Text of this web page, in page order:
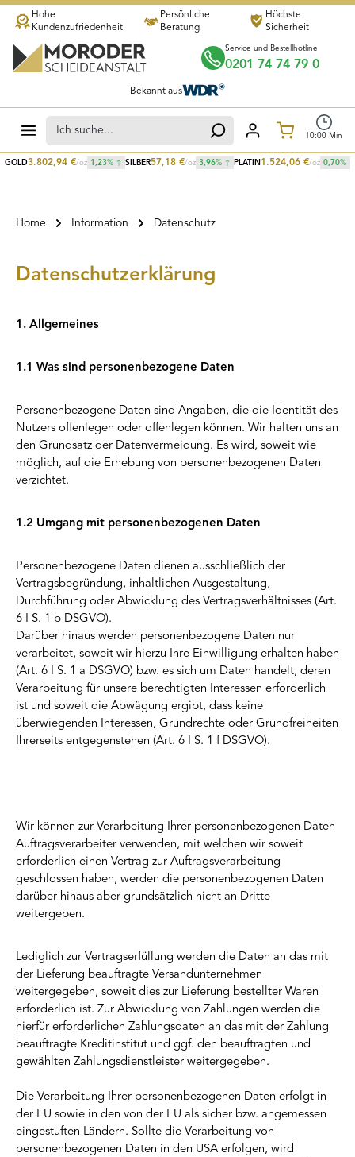
Zum Hauptinhalt springen
GOLD3.802,94 €/oz 1,23% SILBER57,18 €/oz 3,96% PLATIN 1.524,06 €/oz 0,70%
Hohe
Kundenzufriedenheit
Persönliche
Beratung
Höchste
Sicherheit
Service und Bestellhotline
0201 74 74 79 0
Bekannt aus
10:00 Min
Home Information Datenschutz
Datenschutzerklärung
1. Allgemeines
1.1 Was sind personenbezogene Daten
Personenbezogene Daten sind Angaben, die die Identität des
Nutzers offenlegen oder offenlegen können. Wir halten uns an
den Grundsatz der Datenvermeidung. Es wird, soweit wie
möglich, auf die Erhebung von personenbezogenen Daten
verzichtet.
1.2 Umgang mit personenbezogenen Daten
Personenbezogene Daten dienen ausschließlich der
Vertragsbegründung, inhaltlichen Ausgestaltung,
Durchführung oder Abwicklung des Vertragsverhältnisses (Art.
6 I S. 1 b DSGVO).
Darüber hinaus werden personenbezogene Daten nur
verarbeitet, soweit wir hierzu Ihre Einwilligung erhalten haben
(Art. 6 I S. 1 a DSGVO) bzw. es sich um Daten handelt, deren
Verarbeitung für unsere berechtigten Interessen erforderlich
ist und soweit die Abwägung ergibt, dass keine
überwiegenden Interessen, Grundrechte oder Grundfreiheiten
Ihrerseits entgegenstehen (Art. 6 I S. 1 f DSGVO).
Wir können zur Verarbeitung Ihrer personenbezogenen Daten
Auftragsverarbeiter verwenden, mit welchen wir soweit
erforderlich einen Vertrag zur Auftragsverarbeitung
geschlossen haben, werden die personenbezogenen Daten
darüber hinaus aber grundsätzlich nicht an Dritte
weitergeben.
Lediglich zur Vertragserfüllung werden die Daten an das mit
der Lieferung beauftragte Versandunternehmen
weitergegeben, soweit dies zur Lieferung bestellter Waren
erforderlich ist. Zur Abwicklung von Zahlungen werden die
hierfür erforderlichen Zahlungsdaten an das mit der Zahlung
beauftragte Kreditinstitut und ggf. den beauftragten und
gewählten Zahlungsdienstleister weitergegeben.
Die Verarbeitung Ihrer personenbezogenen Daten erfolgt in
der EU sowie in den von der EU als sicher bzw. angemessen
eingestuften Ländern. Sollte die Verarbeitung von
personenbezogenen Daten in den USA erfolgen, wird